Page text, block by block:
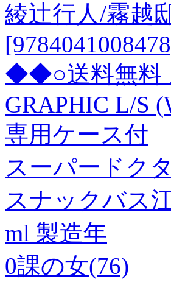
綾辻行人/霧越
◆◆○送料無料
GRAPHIC L/S
専用ケース付
スーパードク
スナックバス
ml 製造年
0課の女(76)